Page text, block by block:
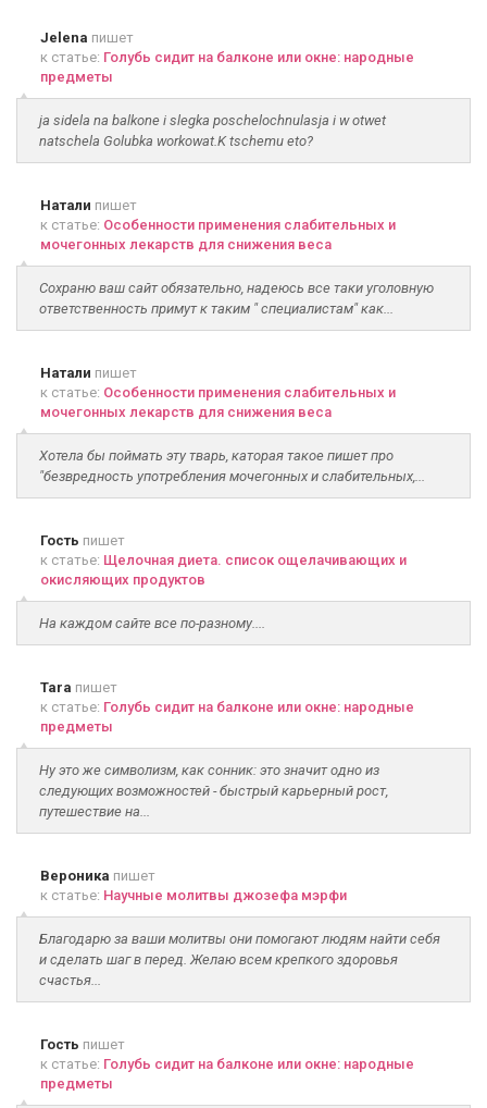
Jelena пишет
к статье: Голубь сидит на балконе или окне: народные
предметы
ja sidela na balkone i slegka poschelochnulasja i w otwet
natschela Golubka workowat.K tschemu eto?
Натали пишет
к статье: Особенности применения слабительных и
мочегонных лекарств для снижения веса
Сохраню ваш сайт обязательно, надеюсь все таки уголовную
ответственность примут к таким " специалистам" как...
Натали пишет
к статье: Особенности применения слабительных и
мочегонных лекарств для снижения веса
Хотела бы поймать эту тварь, каторая такое пишет про
"безвредность употребления мочегонных и слабительных,...
Гость пишет
к статье: Щелочная диета. список ощелачивающих и
окисляющих продуктов
На каждом сайте все по-разному....
Tara пишет
к статье: Голубь сидит на балконе или окне: народные
предметы
Ну это же символизм, как сонник: это значит одно из
следующих возможностей - быстрый карьерный рост,
путешествие на...
Вероника пишет
к статье: Научные молитвы джозефа мэрфи
Благодарю за ваши молитвы они помогают людям найти себя
и сделать шаг в перед. Желаю всем крепкого здоровья
счастья...
Гость пишет
к статье: Голубь сидит на балконе или окне: народные
предметы